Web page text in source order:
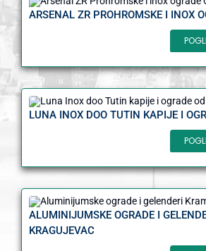
ARSENAL ZR PROHROMSKE I INOX
LUNA INOX DOO TUTIN KAPIJE I
ALUMINIJUMSKE OGRADE I
KRAGUJEVAC